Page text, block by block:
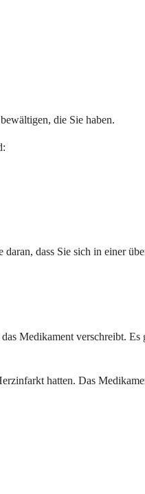
die Sie haben.
dass Sie sich in einer
Medikament verschreibt. Es
hatten. Das